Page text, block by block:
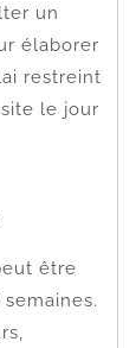
un
élaborer
restreint
le jour
être